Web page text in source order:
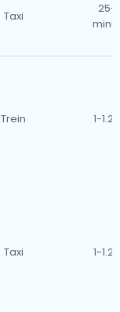
Taxi
25-
Trein 1-1.2
Taxi 1-1.2